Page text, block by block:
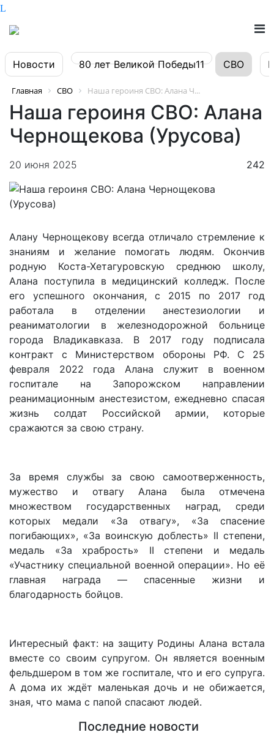
Новости 80 лет Великой Победы11 СВО
Главная СВО Наша героиня СВО: Алана Ч...
Наша героиня СВО: Алана
Чернощекова (Урусова)
20 июня 2025 242
Алану Чернощекову всегда отличало стремление к
знаниям и желание помогать людям. Окончив
родную Коста-Хетагуровскую среднюю школу,
Алана поступила в медицинский колледж. После
его успешного окончания, с 2015 по 2017 год
работала в отделении анестезиологии и
реаниматологии в железнодорожной больнице
города Владикавказа. В 2017 году подписала
контракт с Министерством обороны РФ. С 25
февраля 2022 года Алана служит в военном
госпитале на Запорожском направлении
реанимационным анестезистом, ежедневно спасая
жизнь солдат Российской армии, которые
сражаются за свою страну.
За время службы за свою самоотверженность,
мужество и отвагу Алана была отмечена
множеством государственных наград, среди
которых медали «За отвагу», «За спасение
погибающих», «За воинскую доблесть» II степени,
медаль «За храбрость» II степени и медаль
«Участнику специальной военной операции». Но её
главная награда — спасенные жизни и
благодарность бойцов.
Интересный факт: на защиту Родины Алана встала
вместе со своим супругом. Он является военным
фельдшером в том же госпитале, что и его супруга.
А дома их ждёт маленькая дочь и не обижается,
зная, что мама с папой спасают людей.
Последние новости